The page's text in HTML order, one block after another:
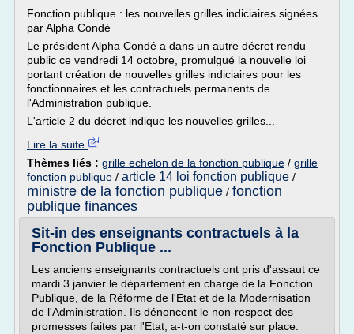
Fonction publique : les nouvelles grilles indiciaires signées
par Alpha Condé
Le président Alpha Condé a dans un autre décret rendu
public ce vendredi 14 octobre, promulgué la nouvelle loi
portant création de nouvelles grilles indiciaires pour les
fonctionnaires et les contractuels permanents de
l'Administration publique.
L'article 2 du décret indique les nouvelles grilles...
Lire la suite
Thèmes liés : grille echelon de la fonction publique / grille
fonction publique / article 14 loi fonction publique /
ministre de la fonction publique / fonction
publique finances
Sit-in des enseignants contractuels à la
Fonction Publique ...
Les anciens enseignants contractuels ont pris d'assaut ce
mardi 3 janvier le département en charge de la Fonction
Publique, de la Réforme de l'Etat et de la Modernisation
de l'Administration. Ils dénoncent le non-respect des
promesses faites par l'Etat, a-t-on constaté sur place.